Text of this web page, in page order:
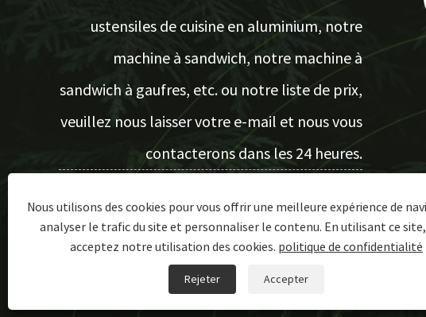
ustensiles de cuisine en aluminium, notre
machine à sandwich, notre machine à
sandwich à gaufres, etc. ou notre liste de prix,
veuillez nous laisser votre e-mail et nous vous
contacterons dans les 24 heures.
ENQUÊTE MAINTENANT
Copyright © 2023 Ningbo Zealkey Electrical Appliance Co., Ltd. -
Nous utilisons des cookies pour vous offrir une meilleure expérience de
analyser le trafic du site et personnaliser le contenu. En utilisant ce
acceptez notre utilisation des cookies. politique de confidentialité
Rejeter Accepter